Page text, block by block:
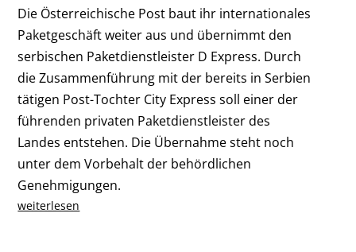
Die Österreichische Post baut ihr internationales
Paketgeschäft weiter aus und übernimmt den
serbischen Paketdienstleister D Express. Durch
die Zusammenführung mit der bereits in Serbien
tätigen Post-Tochter City Express soll einer der
führenden privaten Paketdienstleister des
Landes entstehen. Die Übernahme steht noch
unter dem Vorbehalt der behördlichen
Genehmigungen.
weiterlesen